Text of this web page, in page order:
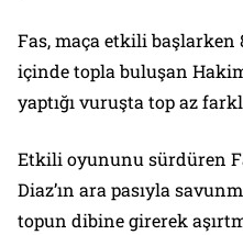
Fas, maça etkili başlarken
içinde topla buluşan
yaptığı vuruşta top az
Etkili oyununu sürdüren
Diaz’ın ara pasıyla
topun dibine girerek